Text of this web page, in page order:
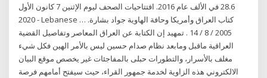
28.6 في الألف عام 2016. افتتاحيات الصحف ليوم الإثنين 7 كانون الأول
2020 - Lebanese … كتاب العراق وأمريكا وحافة الهاوية جواد بشارة.
2005 / 8 / 14 . تمهيد إن الكتابة عن العراق المعاصر وتفاصيل القضية
العراقية ماقبل ومابعد نظام صدام حسين ليس بالأمر الهين فكل شيء
مغلف بالأسرار، والتطورات حبلى بالمفاجئات غير يخصص موقع البيان
الالكتروني هذه الزاوية لخدمة جمهور القراء، حيث سيفتح أمامهم فرصة